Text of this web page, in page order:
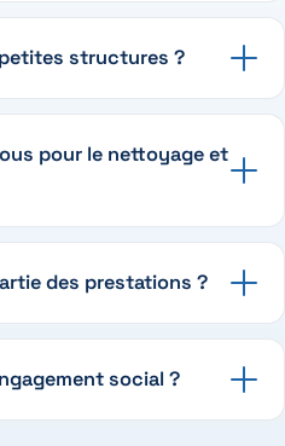
structures ?
pour le nettoyage et
des prestations ?
social ?